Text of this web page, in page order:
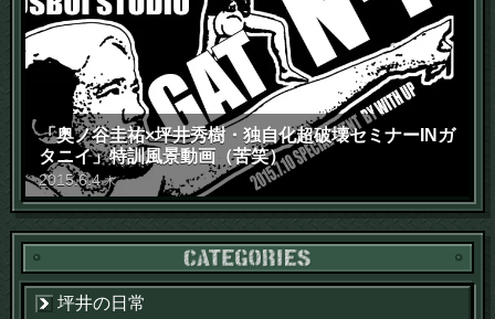
「奥ノ谷圭祐×坪井秀樹・独自化超破壊セミナーINガ
タニイ」特訓風景動画（苦笑）
2015.6.4 木
坪井の日常